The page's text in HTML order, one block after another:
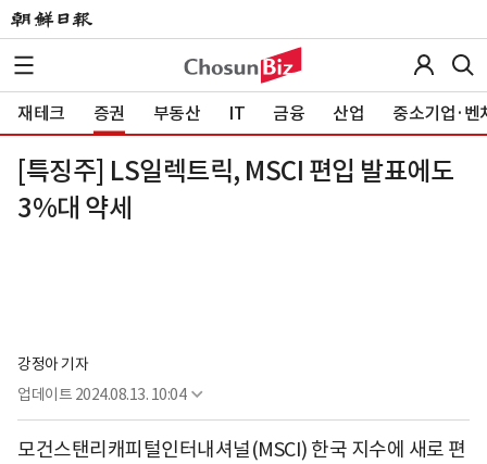
재테크 증권 부동산 IT 금융 산업 중소기업·벤
[특징주] LS일렉트릭, MSCI 편입 발표에도
3%대 약세
강정아 기자
업데이트 2024.08.13. 10:04
모건스탠리캐피털인터내셔널(MSCI) 한국 지수에 새로 편